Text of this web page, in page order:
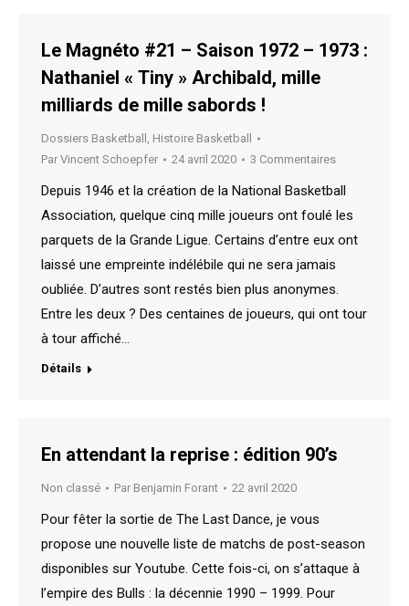
Le Magnéto #21 – Saison 1972 – 1973 :
Nathaniel « Tiny » Archibald, mille
milliards de mille sabords !
Dossiers Basketball , Histoire Basketball
Par Vincent Schoepfer 24 avril 2020 3 Commentaires
Depuis 1946 et la création de la National Basketball
Association, quelque cinq mille joueurs ont foulé les
parquets de la Grande Ligue. Certains d’entre eux ont
laissé une empreinte indélébile qui ne sera jamais
oubliée. D’autres sont restés bien plus anonymes.
Entre les deux ? Des centaines de joueurs, qui ont tour
à tour affiché…
Détails
En attendant la reprise : édition 90’s
Non classé Par Benjamin Forant 22 avril 2020
Pour fêter la sortie de The Last Dance, je vous
propose une nouvelle liste de matchs de post-season
disponibles sur Youtube. Cette fois-ci, on s’attaque à
l’empire des Bulls : la décennie 1990 – 1999. Pour